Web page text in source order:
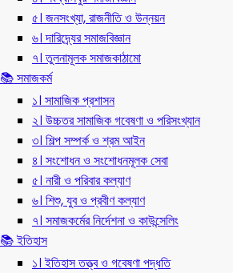
৫। জনসংখ্যা, রাজনীতি ও উন্নয়ন
৬। দারিদ্র্যের সমাজবিজ্ঞান
৭। তুলনামূলক সমাজকাঠামো
📚 সমাজকর্ম
১। সামাজিক প্রশাসন
২। উচ্চতর সামাজিক গবেষণা ও পরিসংখ্যান
৩। শিল্প সম্পর্ক ও শ্রম আইন
৪। সংশোধন ও সংশোধনমূলক সেবা
৫। নারী ও পরিবার কল্যাণ
৬। শিশু, যুব ও প্রবীণ কল্যাণ
৭। সমাজকর্মের নির্দেশনা ও কাউন্সেলিং
📚 ইতিহাস
১। ইতিহাস তত্ত্ব ও গবেষণা পদ্ধতি